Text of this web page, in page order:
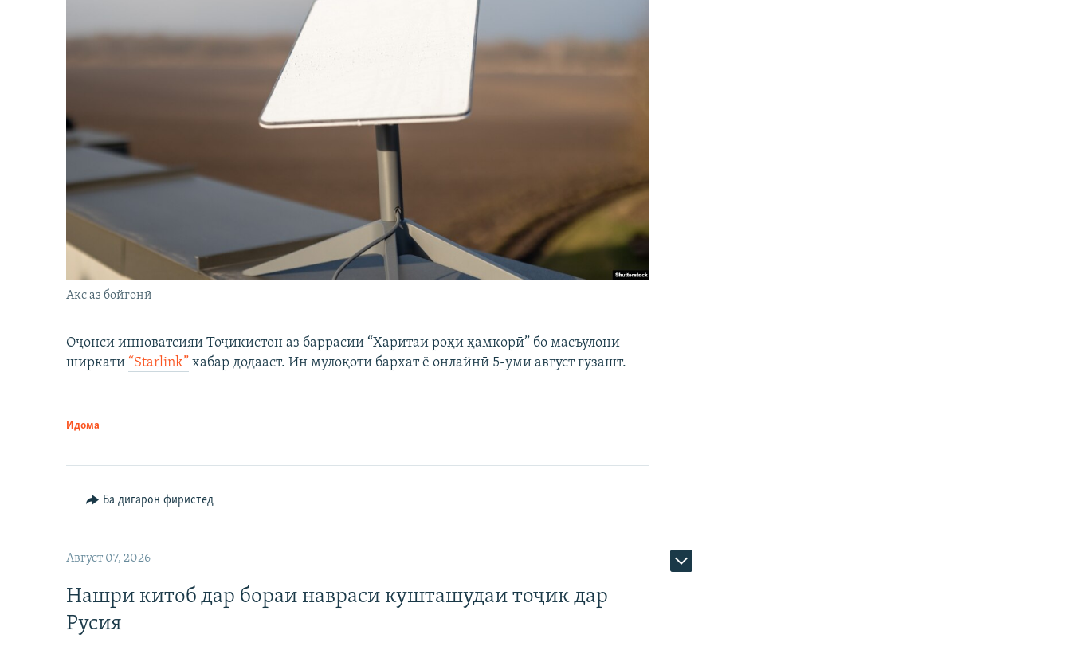
Акс аз бойгонӣ
Оҷонси инноватсияи Тоҷикистон аз баррасии “Харитаи роҳи ҳамкорӣ” бо масъулони
ширкати “Starlink” хабар додааст. Ин мулоқоти бархат ё онлайнӣ 5-уми август гузашт.
Идома
Ба дигарон фиристед
Август 07, 2026
Нашри китоб дар бораи навраси кушташудаи тоҷик дар
Русия